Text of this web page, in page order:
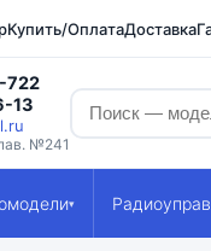
Купить/ОплатаДоставка
722
13
№241
▾